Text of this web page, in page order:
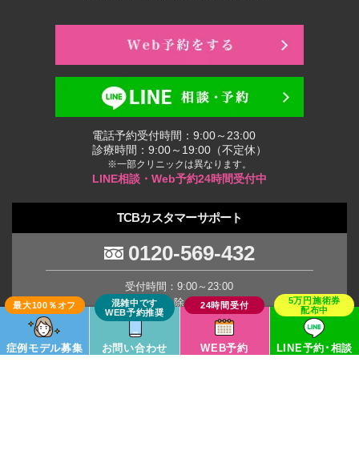
電話予約受付時間：9:00～23:00
診療時間：9:00～19:00（不定休）
※一部クリニックは異なります。
LINE相談・Web予約24時間受付中
TCBカスタマーサポート
0120-569-432
受付時間：9:00～23:00
(年末年始を除く土日祝日)
※臨時休業の場合がございます。
症例モデル募集 お問い合わせ WEB予約 LINE予約･相談